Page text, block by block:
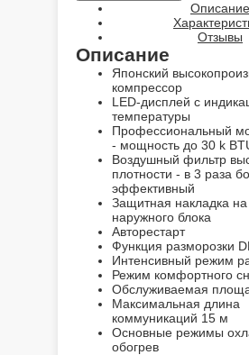
Описание
Отзывы
Описание
Японский
компрессор
LED-дисплей с
температуры
Профессиональный
- мощность до 30 k
Воздушный фильтр
плотности - в 3 раза
эффективный
Защитная накладка на
наружного блока
Авторестарт
Функция разморозки
Интенсивный режим
Режим комфортного
Обслуживаемая
Максимальная длина
коммуникаций 15 м
Основные режимы
обогрев